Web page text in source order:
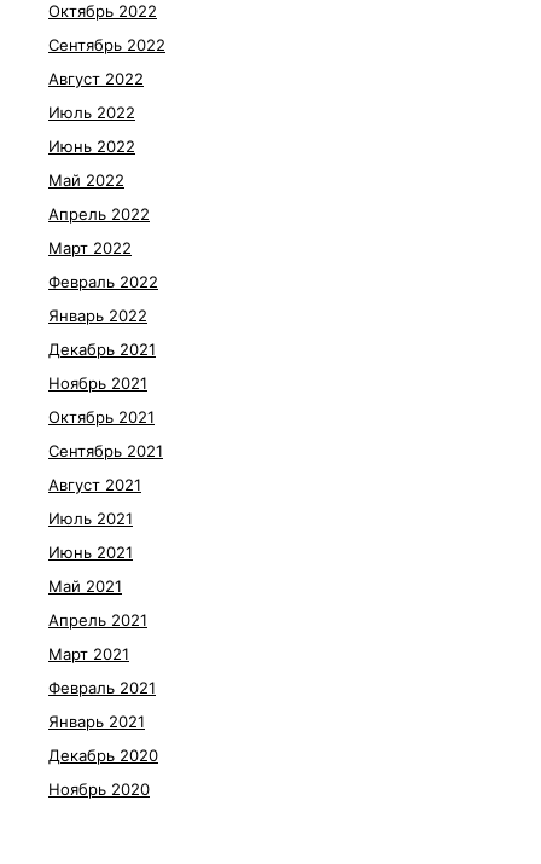
Октябрь 2022
Сентябрь 2022
Август 2022
Июль 2022
Июнь 2022
Май 2022
Апрель 2022
Март 2022
Февраль 2022
Январь 2022
Декабрь 2021
Ноябрь 2021
Октябрь 2021
Сентябрь 2021
Август 2021
Июль 2021
Июнь 2021
Май 2021
Апрель 2021
Март 2021
Февраль 2021
Январь 2021
Декабрь 2020
Ноябрь 2020